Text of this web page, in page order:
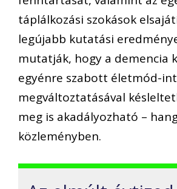
táplálkozási szokások
legújabb kutatási
mutatják, hogy a demencia
egyénre szabott életmód-
megváltoztatásával
meg is akadályozható –
közleményben.